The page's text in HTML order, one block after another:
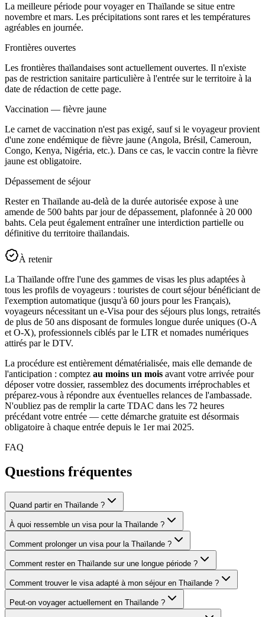
La meilleure période pour voyager en Thaïlande se situe entre
novembre et mars. Les précipitations sont rares et les températures
agréables en journée.
Frontières ouvertes
Les frontières thaïlandaises sont actuellement ouvertes. Il n'existe
pas de restriction sanitaire particulière à l'entrée sur le territoire à la
date de rédaction de cette page.
Vaccination — fièvre jaune
Le carnet de vaccination n'est pas exigé, sauf si le voyageur provient
d'une zone endémique de fièvre jaune (Angola, Brésil, Cameroun,
Congo, Kenya, Nigéria, etc.). Dans ce cas, le vaccin contre la fièvre
jaune est obligatoire.
Dépassement de séjour
Rester en Thaïlande au-delà de la durée autorisée expose à une
amende de 500 bahts par jour de dépassement, plafonnée à 20 000
bahts. Cela peut également entraîner une interdiction partielle ou
définitive du territoire thaïlandais.
À retenir
La Thaïlande offre l'une des gammes de visas les plus adaptées à
tous les profils de voyageurs : touristes de court séjour bénéficiant de
l'exemption automatique (jusqu'à 60 jours pour les Français),
voyageurs nécessitant un e-Visa pour des séjours plus longs, retraités
de plus de 50 ans disposant de formules longue durée uniques (O-A
et O-X), professionnels ciblés par le LTR et nomades numériques
attirés par le DTV.
La procédure est entièrement dématérialisée, mais elle demande de
l'anticipation : comptez au moins un mois avant votre arrivée pour
déposer votre dossier, rassemblez des documents irréprochables et
préparez-vous à répondre aux éventuelles relances de l'ambassade.
N'oubliez pas de remplir la carte TDAC dans les 72 heures
précédant votre entrée — cette démarche gratuite est désormais
obligatoire à chaque entrée depuis le 1er mai 2025.
FAQ
Questions fréquentes
Quand partir en Thaïlande ?
À quoi ressemble un visa pour la Thaïlande ?
Comment prolonger un visa pour la Thaïlande ?
Comment rester en Thaïlande sur une longue période ?
Comment trouver le visa adapté à mon séjour en Thaïlande ?
Peut-on voyager actuellement en Thaïlande ?